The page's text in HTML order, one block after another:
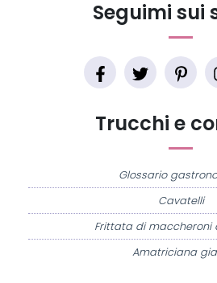
Trucchi e
Glossario
Cavatelli
Frittata di maccheroni
Amatriciana
Seguimi sui